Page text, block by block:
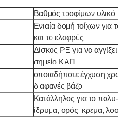
Βαθμός τροφίμων υλικό
Ενιαία δομή τοίχων για
και το ελαφρύς
Δίσκος PE για να
σημείο ΚΑΠ
οποιαδήποτε έγχυση
διαφανές βάζο
Κατάλληλος για το
ίδρυμα, ορός, κρέμα,